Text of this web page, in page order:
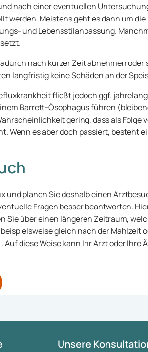
nach einer eventuellen
werden. Meistens geht es dann um
und Lebensstilanpassung.
nach kurzer Zeit abnehmen oder
langfristig keine Schäden an der
fließt jedoch ggf.
Barrett-Ösophagus führen
gering, dass als Folge
Wenn es aber doch passiert, besteht
und planen Sie deshalb einen
Fragen besser beantworten.
Sie über einen längeren Zeitraum,
gleich nach der Mahlzeit
diese Weise kann Ihr Arzt oder Ihre
spijsvertering.info )
Unsere